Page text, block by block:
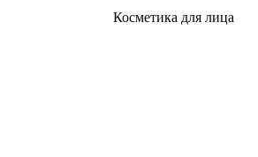
Косметика для лица